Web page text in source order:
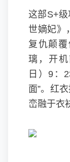
这部S+
世嫡妃》
复仇颠
璃，开
日）9：
面”。红
峦融于衣